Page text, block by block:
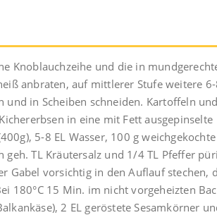
Knoblauchzeihe und die in
anbraten, auf mittlerer Stufe weitere
in Scheiben schneiden. Kartoffeln
in eine mit Fett ausgepinselte
5-8 EL Wasser, 100 g weichgekochte
geh. TL Kräutersalz und 1/4 TL Pfeffer
Gabel vorsichtig in den Auflauf stechen,
180°C 15 Min. im nicht vorgeheizten
2 EL geröstete Sesamkörner